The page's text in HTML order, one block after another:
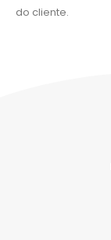
do cliente.